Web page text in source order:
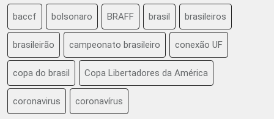
baccf bolsonaro BRAFF brasil brasileiros
brasileirão campeonato brasileiro conexão UF
copa do brasil Copa Libertadores da América
coronavirus coronavírus